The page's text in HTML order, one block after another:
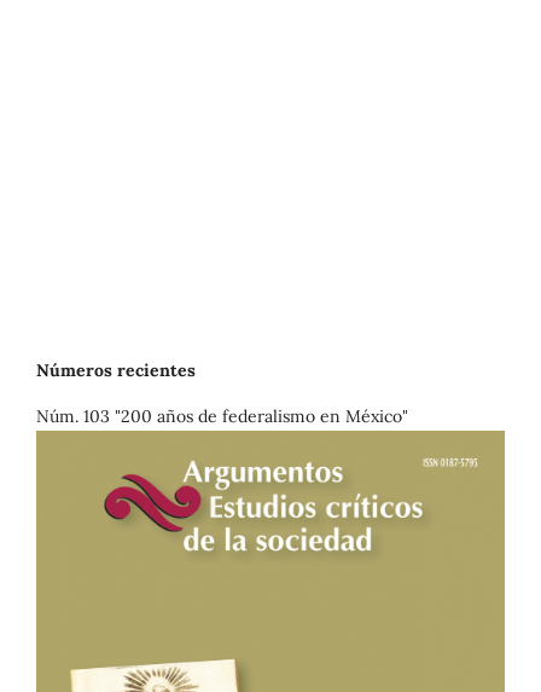
Números recientes
Núm. 103 "200 años de federalismo en México"